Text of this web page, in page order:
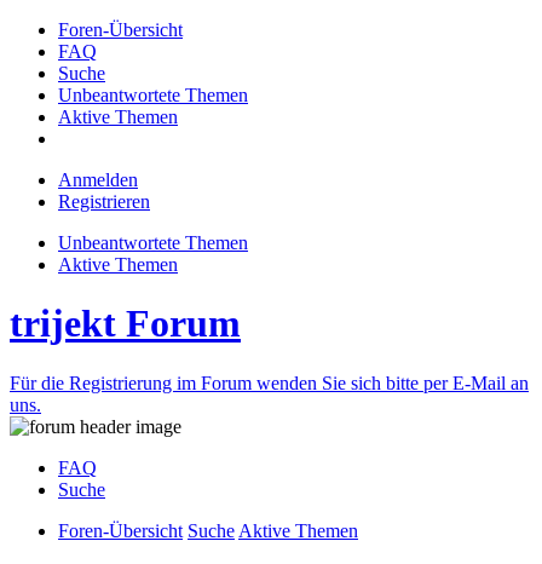
Foren-Übersicht
FAQ
Suche
Unbeantwortete Themen
Aktive Themen
Anmelden
Registrieren
Unbeantwortete Themen
Aktive Themen
trijekt Forum
Für die Registrierung im Forum wenden Sie sich bitte per E-Mail an
uns.
FAQ
Suche
Foren-Übersicht Suche Aktive Themen